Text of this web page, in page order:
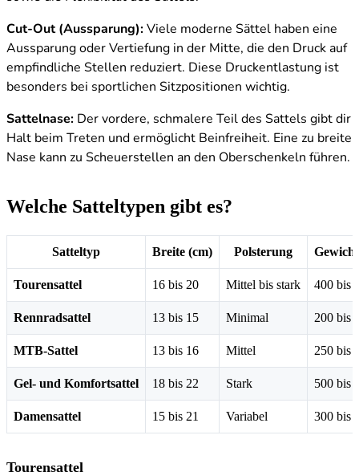
Cut-Out (Aussparung): Viele moderne Sättel haben eine
Aussparung oder Vertiefung in der Mitte, die den Druck auf
empfindliche Stellen reduziert. Diese Druckentlastung ist
besonders bei sportlichen Sitzpositionen wichtig.
Sattelnase: Der vordere, schmalere Teil des Sattels gibt dir
Halt beim Treten und ermöglicht Beinfreiheit. Eine zu breite
Nase kann zu Scheuerstellen an den Oberschenkeln führen.
Welche Satteltypen gibt es?
Satteltyp Breite (cm) Polsterung
Tourensattel 16 bis 20 Mittel bis stark 400 bis
Rennradsattel 13 bis 15 Minimal 200 bis
MTB-Sattel 13 bis 16 Mittel 250 bis
Gel- und Komfortsattel 18 bis 22 Stark 500 bis
Damensattel 15 bis 21 Variabel 300 bis
Tourensattel